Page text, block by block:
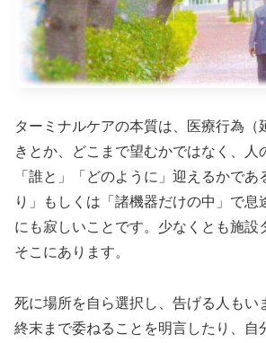
ターミナルケアの本質は、医療行為（
きとか、どこまで望むかではなく、人
「誰と」「どのように」迎えるかで
り」もしくは「諸機器だけの中」で息
にも寂しいことです。少なくとも施設
そこにあります。
死に場所を自ら選択し、告げる人もい
終末まで委ねることを明言したり、自